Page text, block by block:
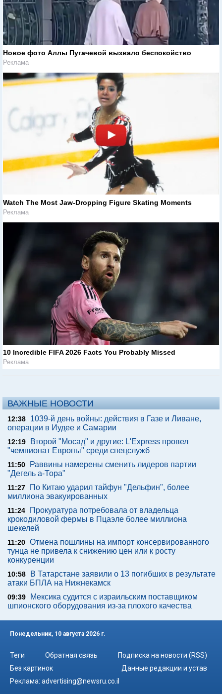
Новое фото Аллы Пугачевой вызвало беспокойство
Реклама
Watch The Most Jaw‑Dropping Figure Skating Moments
Реклама
10 Incredible FIFA 2026 Facts You Probably Missed
Реклама
ВАЖНЫЕ НОВОСТИ
12:38
1039-й день войны: действия в Газе и Ливане,
операции в Иудее и Самарии
12:19
Второй "Мосад" и другие: L'Express провел
"чемпионат Европы" среди спецслужб
11:50
Раввины намерены сменить лидеров партии
"Дегель а-Тора"
11:27
По Китаю ударил тайфун "Дельфин", более
миллиона эвакуированных
11:24
Прокуратура потребовала от владельца
крокодиловой фермы в Пцаэле более миллиона
шекелей
11:20 Отмена пошлины на импорт консервированного
тунца не привела к снижению цен или к росту
конкуренции
10:58
В Татарстане заявили о 13 погибших в результате
атаки БПЛА на Нижнекамск
09:39
Мексика судится с израильским поставщиком
шпионского оборудования из-за плохого качества
Понедельник, 10 августа 2026 г.
Теги Обратная связь
Подписка на новости (RSS)
Без картинок
Данные редакции и устав
Реклама: advertising@newsru.co.il